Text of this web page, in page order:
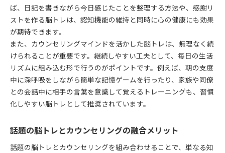
ば、日記を書きながら今日感じたことを整理する方法や、感謝リ
ストを作る脳トレは、認知機能の維持と同時に心の健康にも効果
が期待できます。
また、カウンセリングマインドを活かした脳トレは、無理なく続
けられることが重要です。継続しやすい工夫として、毎日の生活
リズムに組み込む形で行うのがポイントです。例えば、朝の支度
中に深呼吸をしながら簡単な記憶ゲームを行ったり、家族や同僚
との会話中に相手の言葉を意識して覚えるトレーニングも、習慣
化しやすい脳トレとして推奨されています。
話題の脳トレとカウンセリングの融合メリット
話題の脳トレとカウンセリングを組み合わせることで、単なる知